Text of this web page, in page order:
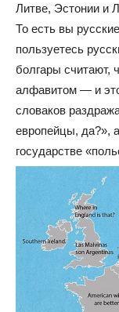
Литве, Эстонии и
То есть вы
пользуетесь
болгары считают,
алфавитом — и
словаков
европейцы, да?»,
государстве